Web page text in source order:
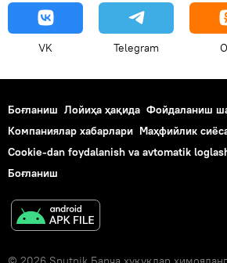
VK Telegram
Боғланиш Лойиҳа ҳақида Фойдаланиш
Компаниялар хабарлари Маҳфийлик
Cookie-dan foydalanish va avtomatik
Боғланиш